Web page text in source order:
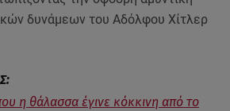
δυνάμεων του Αδόλφου Χίτλερ
η θάλασσα έγινε κόκκινη από το